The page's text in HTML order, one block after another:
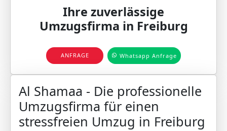
Ihre zuverlässige
Umzugsfirma in Freiburg
ANFRAGE Whatsapp Anfrage
Al Shamaa - Die professionelle
Umzugsfirma für einen
stressfreien Umzug in Freiburg